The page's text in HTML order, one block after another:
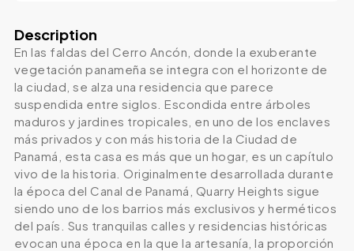
Description
En las faldas del Cerro Ancón, donde la exuberante
vegetación panameña se integra con el horizonte de
la ciudad, se alza una residencia que parece
suspendida entre siglos. Escondida entre árboles
maduros y jardines tropicales, en uno de los enclaves
más privados y con más historia de la Ciudad de
Panamá, esta casa es más que un hogar, es un capítulo
vivo de la historia. Originalmente desarrollada durante
la época del Canal de Panamá, Quarry Heights sigue
siendo uno de los barrios más exclusivos y herméticos
del país. Sus tranquilas calles y residencias históricas
evocan una época en la que la artesanía, la proporción